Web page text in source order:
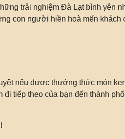
trải nghiệm Đà Lạt bình yên
con người hiền hoà mến khách
nếu được thưởng thức món
tiếp theo của bạn đến thành phố